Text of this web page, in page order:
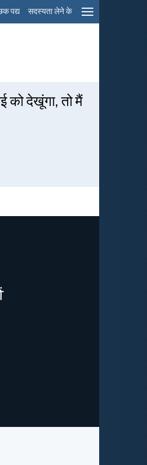
पद्य सदस्यता लेने के
को देखूंगा, तो मैं